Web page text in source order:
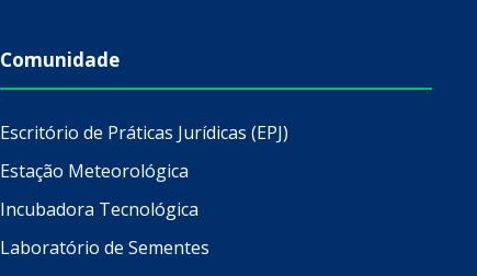
Comunidade
Escritório de Práticas Jurídicas (EPJ)
Estação Meteorológica
Incubadora Tecnológica
Laboratório de Sementes